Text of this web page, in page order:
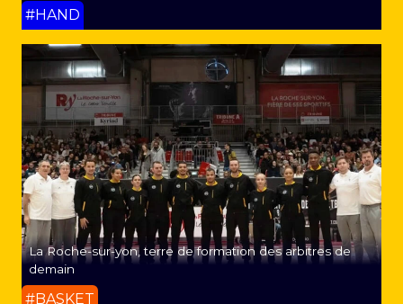
#HAND
La Roche-sur-yon, terre de formation des arbitres de
demain
#BASKET